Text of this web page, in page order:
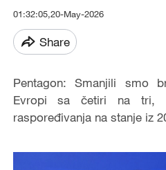
01:32:05,20-May-2026
Share
Pentagon: Smanjili smo
Evropi sa četiri na tri,
raspoređivanja na stanje iz